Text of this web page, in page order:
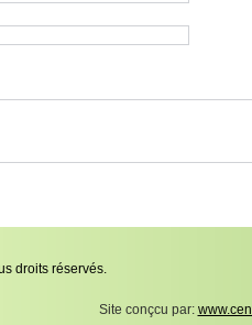
Site conçcu par:
droits réservés.